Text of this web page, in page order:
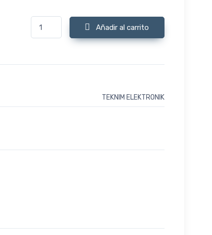
TFS3192R Sirena óptico acústica EN54-3/23 roja
Añadir al carrito
TEKNIM ELEKTRONIK